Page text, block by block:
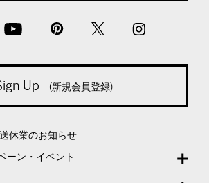
Up (新規会員登録)
休業のお知らせ
ーン・イベント